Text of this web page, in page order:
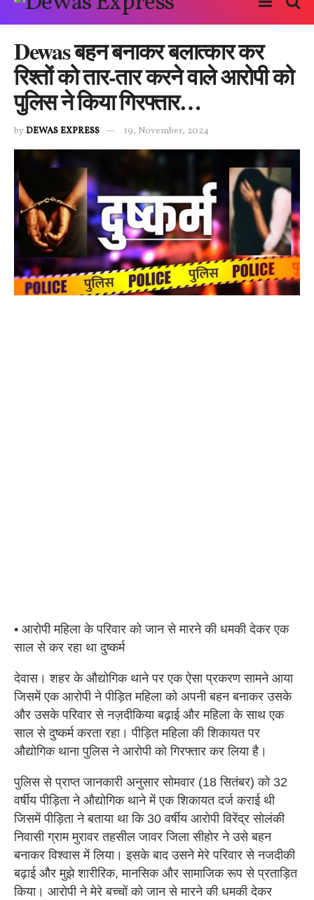
Dewas बहन बनाकर बलात्कार कर
रिश्तों को तार-तार करने वाले आरोपी को
पुलिस ने किया गिरफ्तार…
byDEWAS EXPRESS 19, November, 2024
• आरोपी महिला के परिवार को जान से मारने की धमकी देकर एक
साल से कर रहा था दुष्कर्म
देवास। शहर के औद्योगिक थाने पर एक ऐसा प्रकरण सामने आया
जिसमें एक आरोपी ने पीड़ित महिला को अपनी बहन बनाकर उसके
और उसके परिवार से नज़दीकिया बढ़ाई और महिला के साथ एक
साल से दुष्कर्म करता रहा। पीड़ित महिला की शिकायत पर
औद्योगिक थाना पुलिस ने आरोपी को गिरफ्तार कर लिया है।
पुलिस से प्राप्त जानकारी अनुसार सोमवार (18 सितंबर) को 32
वर्षीय पीड़िता ने औद्योगिक थाने में एक शिकायत दर्ज कराई थी
जिसमें पीड़िता ने बताया था कि 30 वर्षीय आरोपी विरेंद्र सोलंकी
निवासी ग्राम मुरावर तहसील जावर जिला सीहोर ने उसे बहन
बनाकर विश्वास में लिया। इसके बाद उसने मेरे परिवार से नजदीकी
बढ़ाई और मुझे शारीरिक, मानसिक और सामाजिक रूप से प्रताड़ित
किया। आरोपी ने मेरे बच्चों को जान से मारने की धमकी देकर